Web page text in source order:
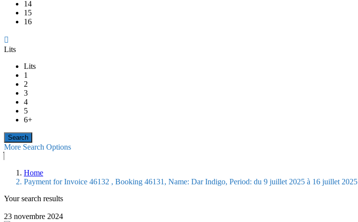
14
15
16
Lits
Lits
1
2
3
4
5
6+
More Search Options
Home
Payment for Invoice 46132 , Booking 46131, Name: Dar Indigo, Period: du 9 juillet 2025 à 16 juillet 2025
Your search results
23 novembre 2024